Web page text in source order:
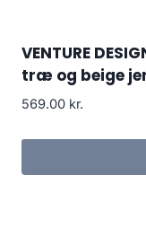
VENTURE
træ og beige
569.00 kr.